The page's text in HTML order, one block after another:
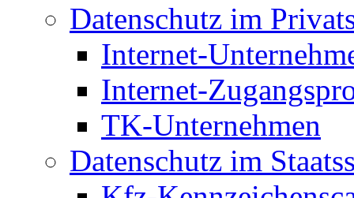
Datenschutz im
Internet-
Internet-
TK-Unternehmen
Datenschutz im